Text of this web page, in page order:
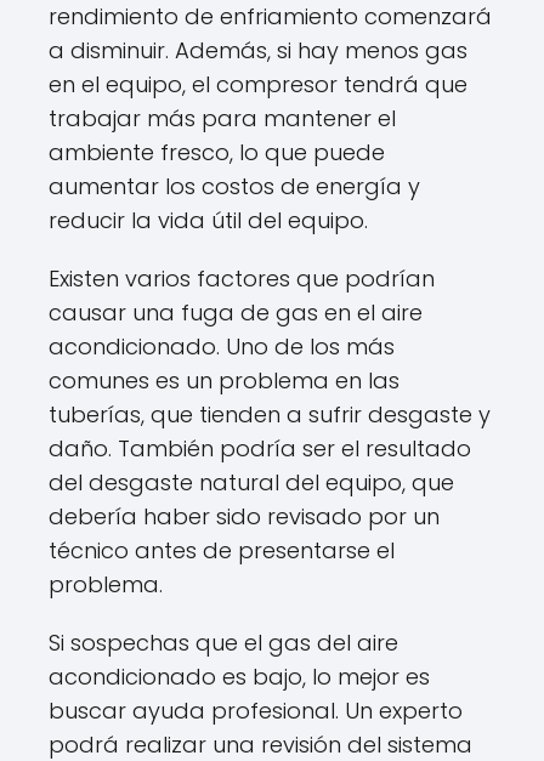
rendimiento de enfriamiento comenzará
a disminuir. Además, si hay menos gas
en el equipo, el compresor tendrá que
trabajar más para mantener el
ambiente fresco, lo que puede
aumentar los costos de energía y
reducir la vida útil del equipo.
Existen varios factores que podrían
causar una fuga de gas en el aire
acondicionado. Uno de los más
comunes es un problema en las
tuberías, que tienden a sufrir desgaste y
daño. También podría ser el resultado
del desgaste natural del equipo, que
debería haber sido revisado por un
técnico antes de presentarse el
problema.
Si sospechas que el gas del aire
acondicionado es bajo, lo mejor es
buscar ayuda profesional. Un experto
podrá realizar una revisión del sistema